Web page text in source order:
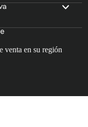
venta en su región